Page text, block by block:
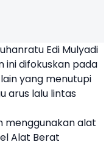
Edi Mulyadi
ini difokuskan pada
yang menutupi
arus lalu lintas
menggunakan alat
Alat Berat